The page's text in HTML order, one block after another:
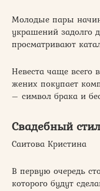
Молодые пары
украшений задолго
просматривают
Невеста чаще всего
жених покупает
– символ брака и
Свадебный
Саитова Кристина
В первую очередь
которого будут